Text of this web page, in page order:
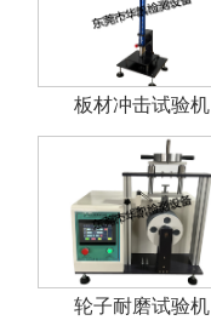
板材冲击试验机
轮子耐磨试验机